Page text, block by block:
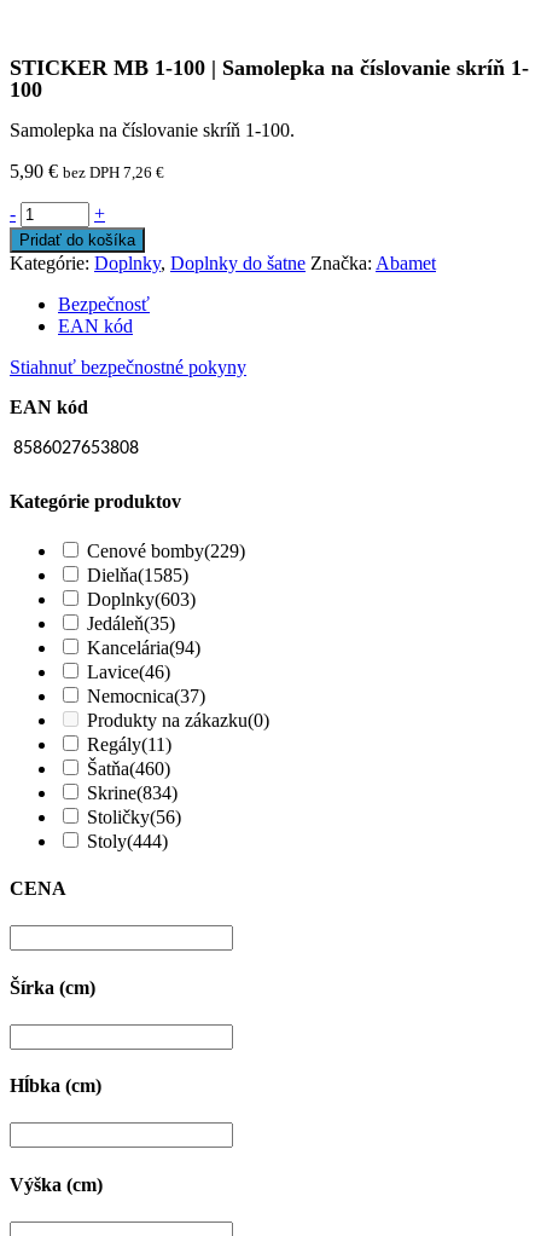
STICKER MB 1-100 | Samolepka na číslovanie skríň 1-
100
Samolepka na číslovanie skríň 1-100.
5,90 € bez DPH 7,26 €
- +
Pridať do košíka
Kategórie: Doplnky, Doplnky do šatne Značka: Abamet
Bezpečnosť
EAN kód
Stiahnuť bezpečnostné pokyny
EAN kód
8586027653808
Kategórie produktov
Cenové bomby(229)
Dielňa(1585)
Doplnky(603)
Jedáleň(35)
Kancelária(94)
Lavice(46)
Nemocnica(37)
Produkty na zákazku(0)
Regály(11)
Šatňa(460)
Skrine(834)
Stoličky(56)
Stoly(444)
CENA
Šírka (cm)
Hĺbka (cm)
Výška (cm)